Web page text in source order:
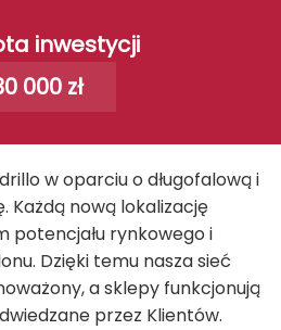
inwestycji
000 zł
w oparciu o długofalową i
Każdą nową lokalizację
potencjału rynkowego i
Dzięki temu nasza sieć
a sklepy funkcjonują
przez Klientów.